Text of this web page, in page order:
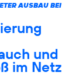
AUSBAU BEI
und
im Netz